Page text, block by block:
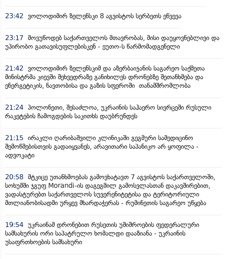
23:42 ვოლოდიმირ ზელენსკი 8 აგვისტოს სერბეთს ეწვევა
23:17 მოვუწოდებ საქართველოს მთავრობას, მისი დაუყოვნებლივი და
უპირობო გათავისუფლებისკენ - ეუთო-ს წარმომადგენელი
21:42
ვოლოდიმირ ზელენსკიმ და აზერბაიჯანის საგარეო საქმეთა
მინისტრმა კიევში შეხვედრაზე განიხილეს დრონებზე შეთანხმება და
ენერგეტიკის, ნავთობისა და გაზის სფეროში თანამშრომლობა
21:24 პოლონეთი, შესაძლოა, უკრაინის საჰაერო სივრცეში რუსული
რაკეტების ჩამოგდების საკითხს დაუბრუნდეს
21:15 ირაკლი ღარიბაშვილი კლინიკაში გეგმური სამედიცინო
შემოწმებისთვის გადაიყვანეს, არავითარი საპანიკო არ ყოფილა -
ადვოკატი
20:58 მტკიცე უთანხმოებას გამოვხატავთ 7 აგვისტოს საქართველოში,
სოხუმში ჯგუფ Morandi-ის დაგეგმილ გამოსვლასთან დაკავშირებით,
ვადასტურებთ საქართველოს სუვერენიტეტისა და ტერიტორიული
მთლიანობისადმი ურყევ მხარდაჭერას - რუმინეთის საგარეო უწყება
19:54 უკრაინამ დრონებით რუსეთის უშიშროების ფედერალური
სამსახურის ორი საპატრულო ხომალდი დააზიანა - უკრაინის
უსაფრთხოების სამსახური